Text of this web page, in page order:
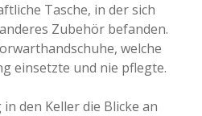
Tasche, in der sich
Zubehör befanden.
welche
einsetzte und nie pflegte.
den Keller die Blicke an